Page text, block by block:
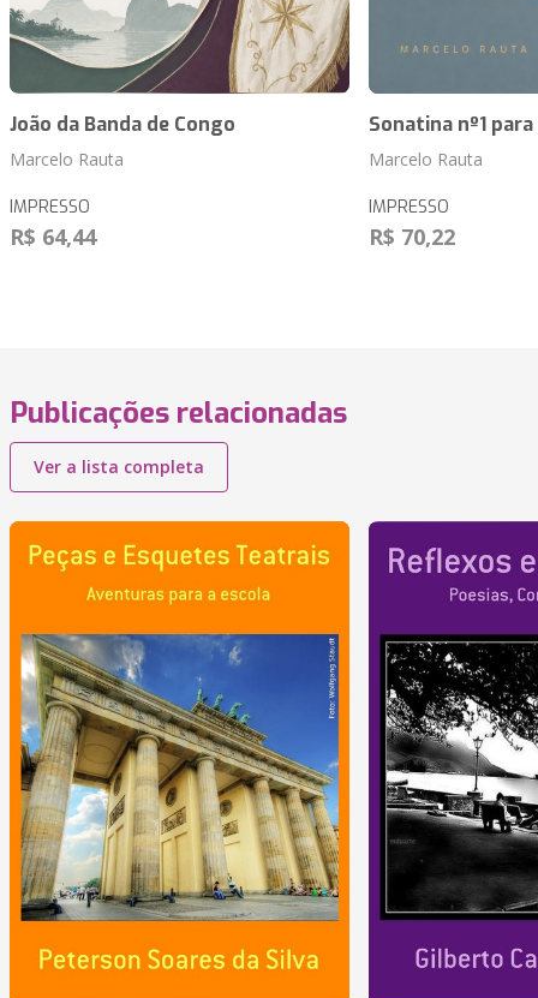
João da Banda de Congo
Marcelo Rauta
IMPRESSO
R$ 64,44
Sonatina nº1
Marcelo Rauta
IMPRESSO
R$ 70,22
Publicações relacionadas
Ver a lista completa